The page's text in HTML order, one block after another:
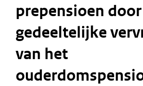
prepensioen door
gedeeltelijke
van het